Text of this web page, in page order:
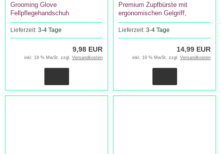
Grooming Glove
Fellpflegehandschuh
Lieferzeit: 3-4 Tage
9,98 EUR
inkl. 19 % MwSt. zzgl. Versandkosten
Premium Zupfbürste mit
ergonomischen Gelgriff,
doppelseitig
Lieferzeit: 3-4 Tage
14,99 EUR
inkl. 19 % MwSt. zzgl. Versandkosten